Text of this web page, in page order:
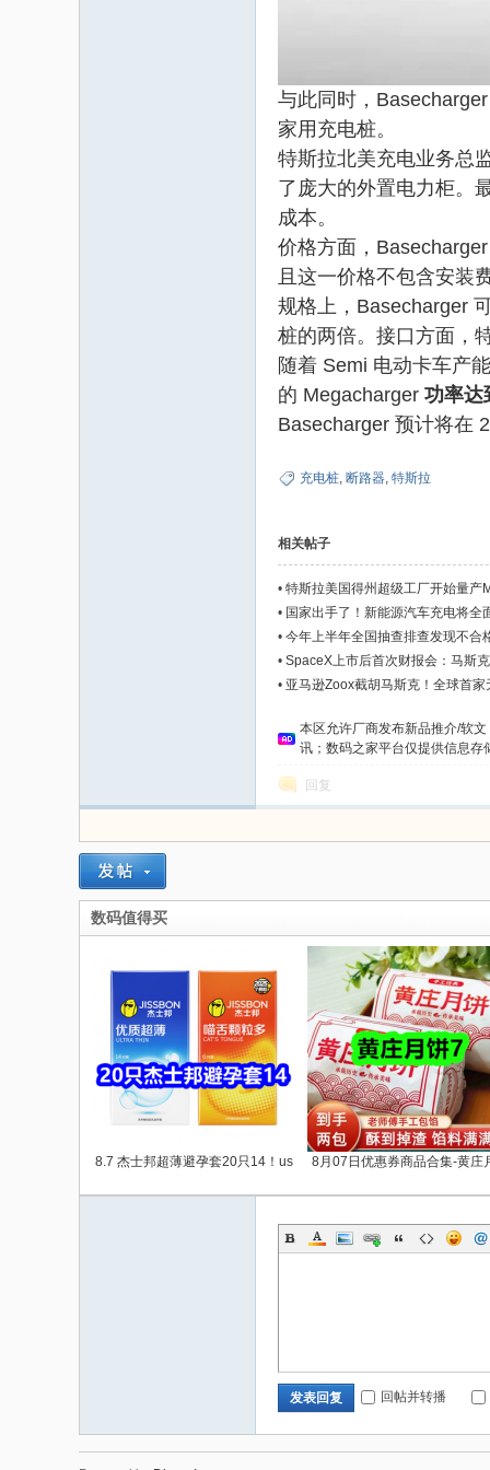
与此同时，
家用充电桩。
特斯拉北美充电业务总
了庞大的外置电力柜。
成本。
价格方面，
且这一价格不包含安装
规格上，Basecharger
桩的两倍。接口方面，
随着 Semi 电动卡车产
的 Megacharger 功率达
Basecharger 预计将在
充电桩, 断路器, 特斯拉
相关帖子
• 特斯拉美国得州超级工厂开始量产
• 国家出手了！新能源汽车充电将全
• 今年上半年全国抽查排查发现不合
• SpaceX上市后首次财报会：马斯
• 亚马逊Zoox截胡马斯克！全球首
本区允许厂商发布新品推介/软
讯；数码之家平台仅提供信息
回复
数码值得买
8.7 杰士邦超薄避孕套20只14！us 8月07日优惠券商品合集-黄庄
发表回复 回帖并转播